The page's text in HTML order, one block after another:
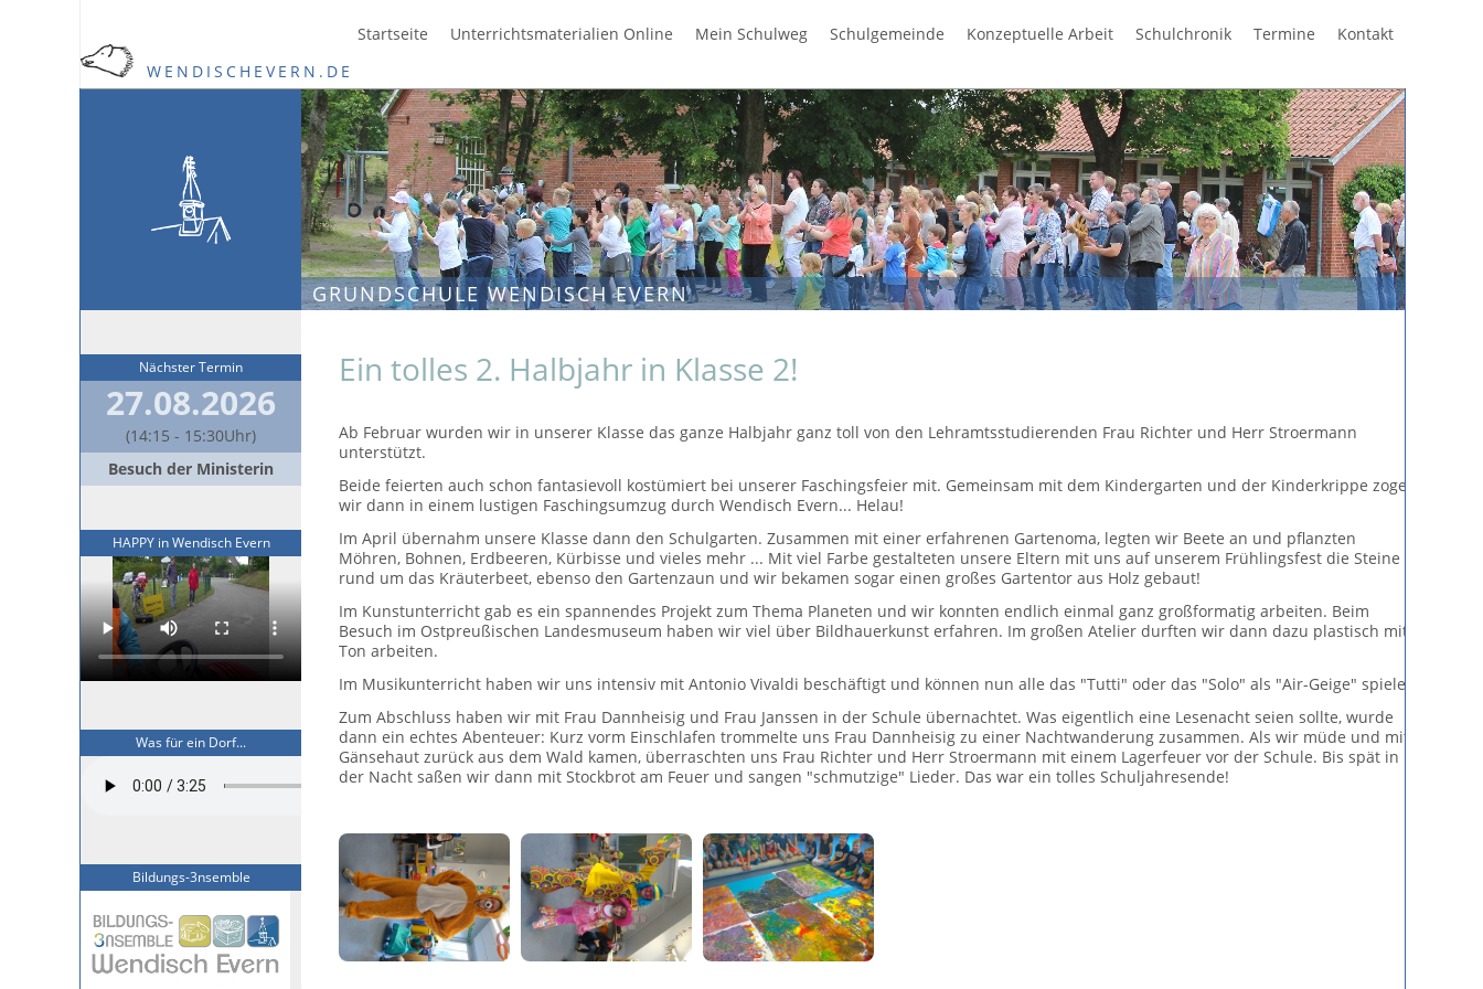
Kontakt
Termine
Schulchronik
Konzeptuelle Arbeit
Schulgemeinde
Mein Schulweg
Unterrichtsmaterialien Online
Startseite
WENDISCHEVERN.DE
GRUNDSCHULE WENDISCH EVERN
Nächster Termin
27.08.2026
(14:15 - 15:30Uhr)
Besuch der Ministerin
HAPPY in Wendisch Evern
Was für ein Dorf...
Bildungs-3nsemble
Ein tolles 2. Halbjahr in Klasse 2!
Ab Februar wurden wir in unserer Klasse das ganze Halbjahr ganz toll von den Lehramtsstudierenden Frau Richter und Herr Stroermann
unterstützt.
Beide feierten auch schon fantasievoll kostümiert bei unserer Faschingsfeier mit. Gemeinsam mit dem Kindergarten und der Kinderkrippe zogen
wir dann in einem lustigen Faschingsumzug durch Wendisch Evern... Helau!
Im April übernahm unsere Klasse dann den Schulgarten. Zusammen mit einer erfahrenen Gartenoma, legten wir Beete an und pflanzten
Möhren, Bohnen, Erdbeeren, Kürbisse und vieles mehr ... Mit viel Farbe gestalteten unsere Eltern mit uns auf unserem Frühlingsfest die Steine
rund um das Kräuterbeet, ebenso den Gartenzaun und wir bekamen sogar einen großes Gartentor aus Holz gebaut!
Im Kunstunterricht gab es ein spannendes Projekt zum Thema Planeten und wir konnten endlich einmal ganz großformatig arbeiten. Beim
Besuch im Ostpreußischen Landesmuseum haben wir viel über Bildhauerkunst erfahren. Im großen Atelier durften wir dann dazu plastisch mit
Ton arbeiten.
Im Musikunterricht haben wir uns intensiv mit Antonio Vivaldi beschäftigt und können nun alle das "Tutti" oder das "Solo" als "Air-Geige" spielen.
Zum Abschluss haben wir mit Frau Dannheisig und Frau Janssen in der Schule übernachtet. Was eigentlich eine Lesenacht seien sollte, wurde
dann ein echtes Abenteuer: Kurz vorm Einschlafen trommelte uns Frau Dannheisig zu einer Nachtwanderung zusammen. Als wir müde und mit
Gänsehaut zurück aus dem Wald kamen, überraschten uns Frau Richter und Herr Stroermann mit einem Lagerfeuer vor der Schule. Bis spät in
der Nacht saßen wir dann mit Stockbrot am Feuer und sangen "schmutzige" Lieder. Das war ein tolles Schuljahresende!